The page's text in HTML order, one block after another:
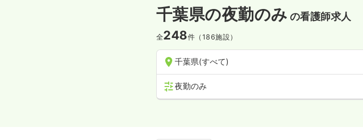
千葉県の夜勤のみ の看護師求人
全248件（186施設）
千葉県(すべて)
夜勤のみ